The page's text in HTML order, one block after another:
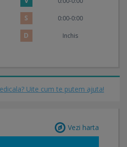
S 0:00-0:00
D Inchis
Uite cum te putem ajuta!
Vezi harta